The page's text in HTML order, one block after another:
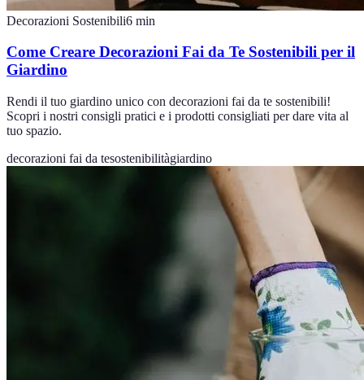
Decorazioni Sostenibili6 min
Come Creare Decorazioni Fai da Te Sostenibili per il
Giardino
Rendi il tuo giardino unico con decorazioni fai da te sostenibili!
Scopri i nostri consigli pratici e i prodotti consigliati per dare vita al
tuo spazio.
decorazioni fai da tesostenibilitàgiardino